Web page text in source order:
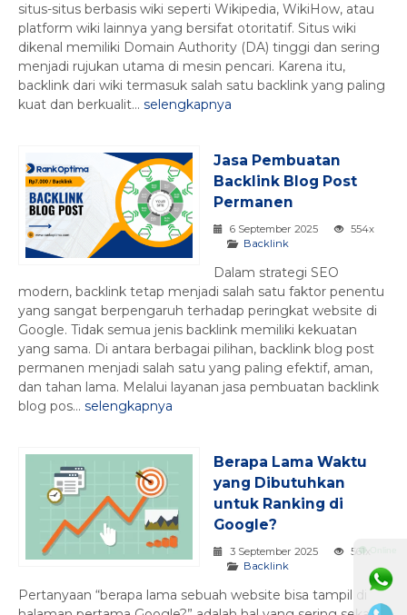
situs-situs berbasis wiki seperti Wikipedia, WikiHow, atau
platform wiki lainnya yang bersifat otoritatif. Situs wiki
dikenal memiliki Domain Authority (DA) tinggi dan sering
menjadi rujukan utama di mesin pencari. Karena itu,
backlink dari wiki termasuk salah satu backlink yang paling
kuat dan berkualit... selengkapnya
Jasa Pembuatan
Backlink Blog Post
Permanen
6 September 2025
554x
Backlink
Dalam strategi SEO
modern, backlink tetap menjadi salah satu faktor penentu
yang sangat berpengaruh terhadap peringkat website di
Google. Tidak semua jenis backlink memiliki kekuatan
yang sama. Di antara berbagai pilihan, backlink blog post
permanen menjadi salah satu yang paling efektif, aman,
dan tahan lama. Melalui layanan jasa pembuatan backlink
blog pos... selengkapnya
Berapa Lama Waktu
yang Dibutuhkan
untuk Ranking di
Google?
3 September 2025
561x
Backlink
Pertanyaan “berapa lama sebuah website bisa tampil di
⚫ Online